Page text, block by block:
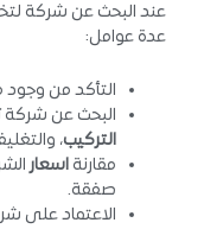
عند البحث عن شركة
عدة عوامل:
التأكد من
البحث عن
التركيب،
مقارنة اسعار
صفقة.
الاعتماد على